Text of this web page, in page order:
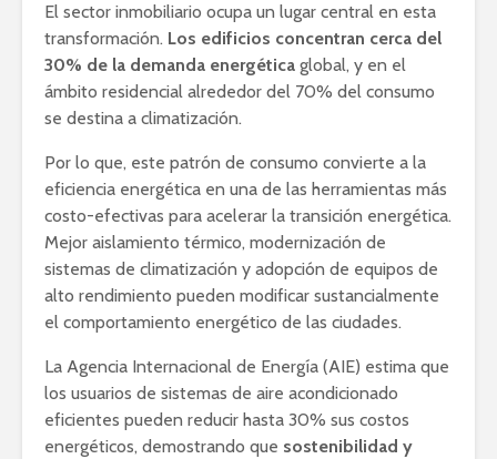
El sector inmobiliario ocupa un lugar central en esta
transformación. Los edificios concentran cerca del
30% de la demanda energética global, y en el
ámbito residencial alrededor del 70% del consumo
se destina a climatización.
Por lo que, este patrón de consumo convierte a la
eficiencia energética en una de las herramientas más
costo-efectivas para acelerar la transición energética.
Mejor aislamiento térmico, modernización de
sistemas de climatización y adopción de equipos de
alto rendimiento pueden modificar sustancialmente
el comportamiento energético de las ciudades.
La Agencia Internacional de Energía (AIE) estima que
los usuarios de sistemas de aire acondicionado
eficientes pueden reducir hasta 30% sus costos
energéticos, demostrando que sostenibilidad y